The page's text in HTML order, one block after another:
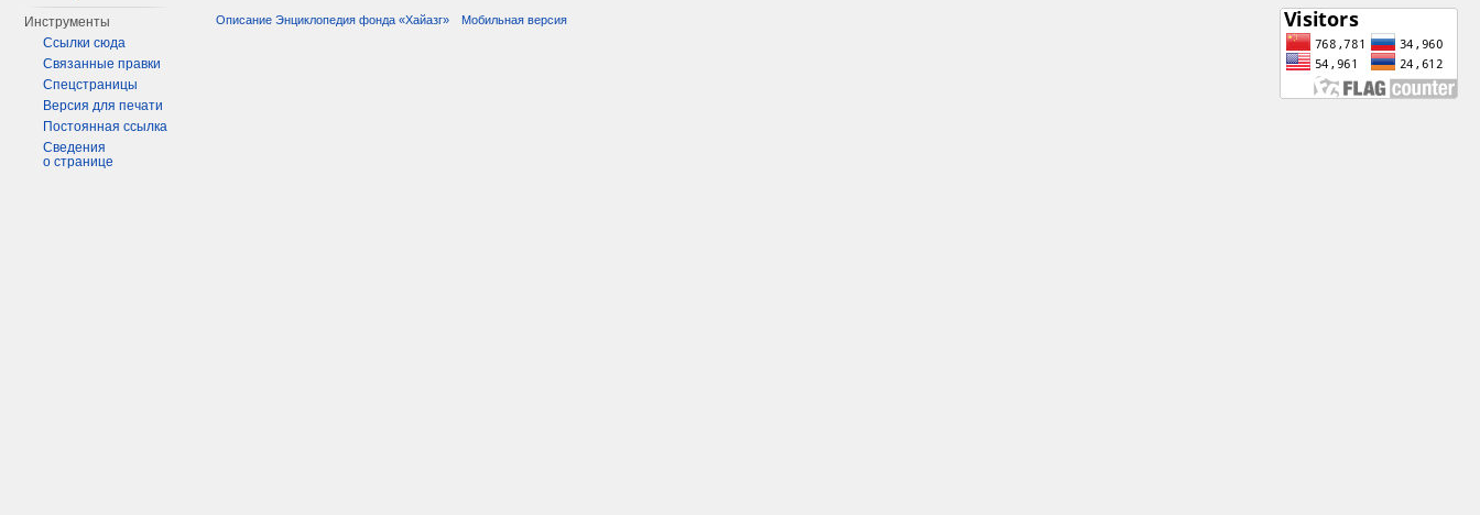
Инструменты
Ссылки сюда
Связанные правки
Спецстраницы
Версия для печати
Постоянная ссылка
Сведения
о странице
Описание Энциклопедия фонда «Хайазг» Мобильная версия